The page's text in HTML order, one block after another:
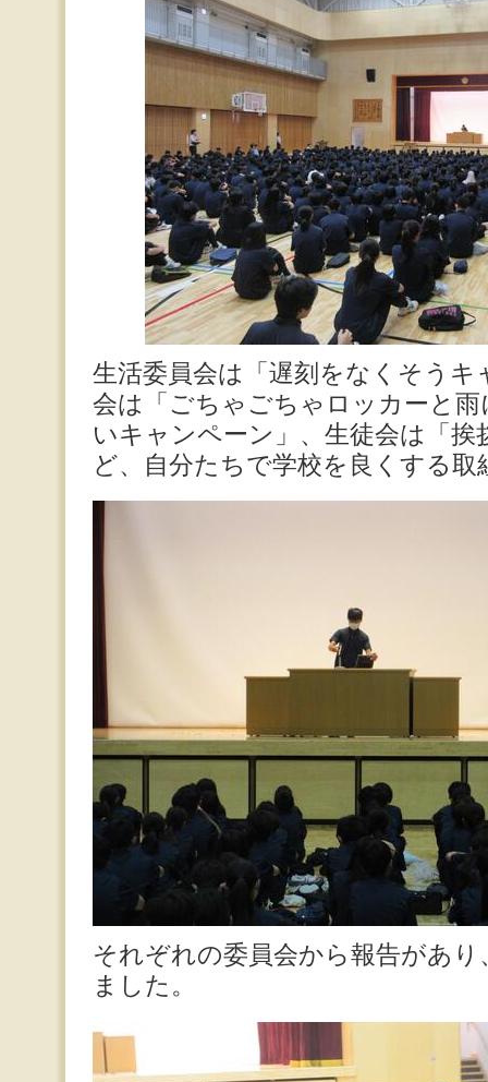
生活委員会は「遅刻をなくそうキ
会は「ごちゃごちゃロッカーと
いキャンペーン」、生徒会は「
ど、自分たちで学校を良くする
それぞれの委員会から報告があ
ました。